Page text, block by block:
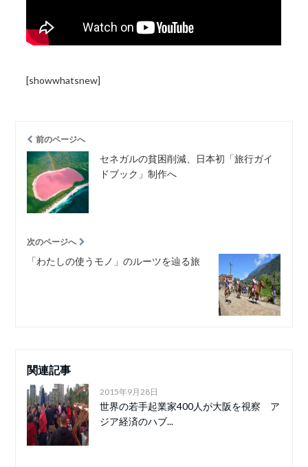
[showwhatsnew]
前のページへ
セネガルの貧困削減、日本初「旅行ガイ
ドブック」制作へ
次のページへ
「わたしの使うモノ」のルーツを辿る旅
関連記事
2015年9月28日
世界の若手起業家400人が大阪を視察 ア
ジア経済のハブ...